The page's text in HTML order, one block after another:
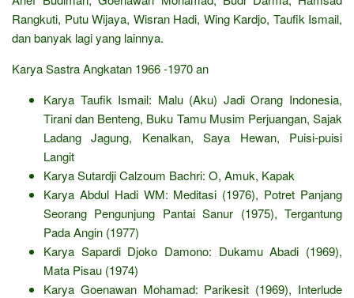
Rangkuti, Putu Wijaya, Wisran Hadi, Wing Kardjo, Taufik Ismail,
dan banyak lagi yang lainnya.
Karya Sastra Angkatan 1966 -1970 an
Karya Taufik Ismail: Malu (Aku) Jadi Orang Indonesia,
Tirani dan Benteng, Buku Tamu Musim Perjuangan, Sajak
Ladang Jagung, Kenalkan, Saya Hewan, Puisi-puisi
Langit
Karya Sutardji Calzoum Bachri: O, Amuk, Kapak
Karya Abdul Hadi WM: Meditasi (1976), Potret Panjang
Seorang Pengunjung Pantai Sanur (1975), Tergantung
Pada Angin (1977)
Karya Sapardi Djoko Damono: Dukamu Abadi (1969),
Mata Pisau (1974)
Karya Goenawan Mohamad: Parikesit (1969), Interlude